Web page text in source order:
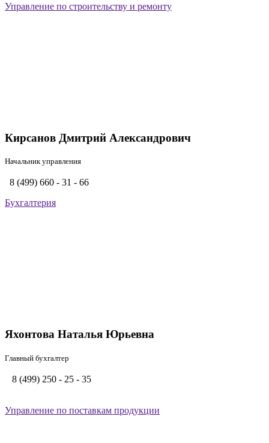
Управление по строительству и ремонту
Кирсанов Дмитрий Александрович
Начальник управления
8 (499) 660 - 31 - 66
Бухгалтерия
Яхонтова Наталья Юрьевна
Главный бухгалтер
8 (499) 250 - 25 - 35
Управление по поставкам продукции